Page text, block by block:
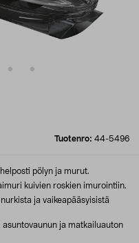
Tuotenro: 44-5496
pölyn ja murut.
kuivien roskien imurointiin.
ja vaikeapääsyisistä
asuntovaunun ja matkailuauton